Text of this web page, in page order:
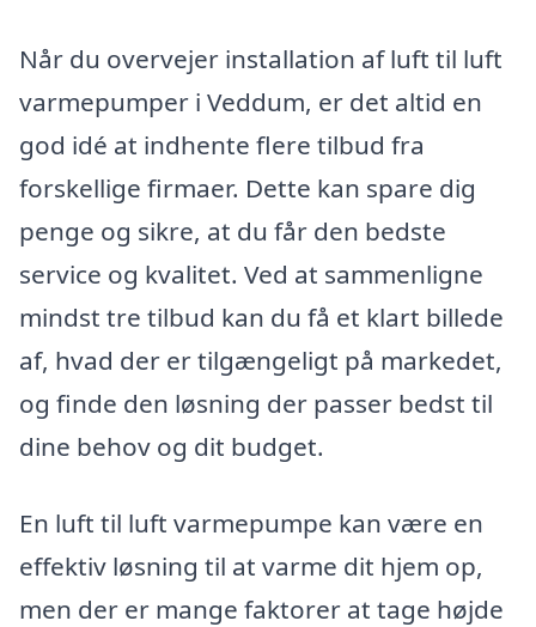
Når du overvejer installation af luft til luft
varmepumper i Veddum, er det altid en
god idé at indhente flere tilbud fra
forskellige firmaer. Dette kan spare dig
penge og sikre, at du får den bedste
service og kvalitet. Ved at sammenligne
mindst tre tilbud kan du få et klart billede
af, hvad der er tilgængeligt på markedet,
og finde den løsning der passer bedst til
dine behov og dit budget.
En luft til luft varmepumpe kan være en
effektiv løsning til at varme dit hjem op,
men der er mange faktorer at tage højde